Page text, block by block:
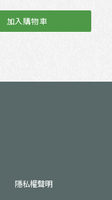
加入購物車
隱私權聲明